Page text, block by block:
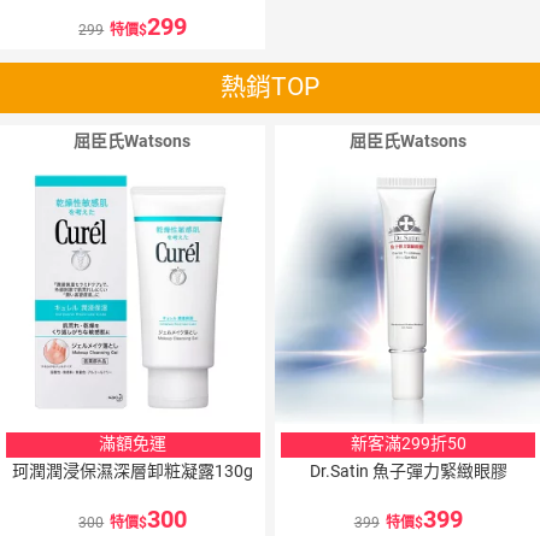
299 特價 299
熱銷TOP
屈臣氏Watsons
滿額免運
珂潤潤浸保濕深層卸粧凝露130g
300 特價 300
屈臣氏Watsons
新客滿299折50
Dr.Satin 魚子彈力緊緻眼膠
399 特價 399